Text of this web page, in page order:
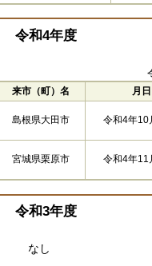
令和4年度
来市（町）名 月
島根県大田市 令和4年10
宮城県栗原市 令和4年11
令和3年度
なし